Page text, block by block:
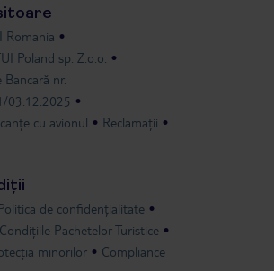
Romania
Poland sp. Z.o.o.
nr.
03.12.2025
cu avionul
Reclamații
de confidențialitate
Condițiile Pachetelor Turistice
minorilor
Compliance